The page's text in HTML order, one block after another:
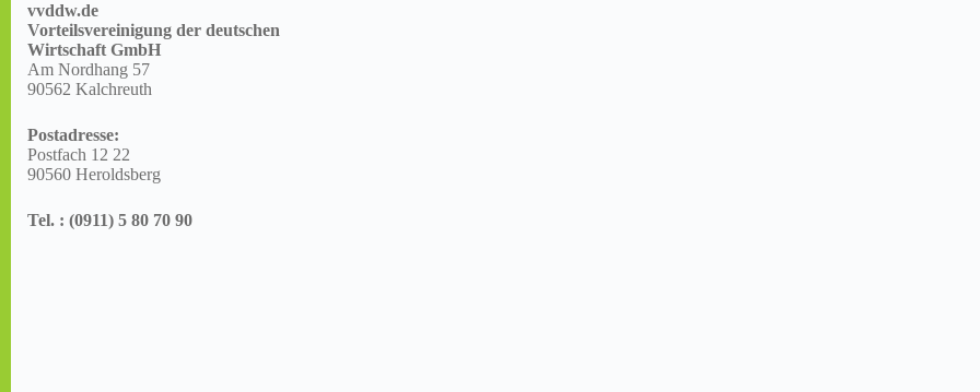
vvddw.de
Vorteilsvereinigung der deutschen
Wirtschaft GmbH
Am Nordhang 57
90562 Kalchreuth
Postadresse:
Postfach 12 22
90560 Heroldsberg
Tel. : (0911) 5 80 70 90